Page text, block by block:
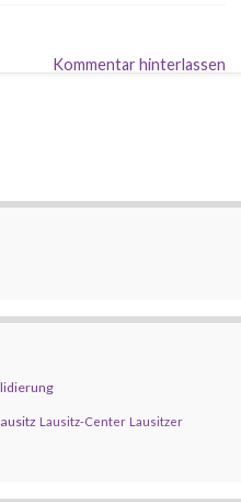
Kommentar hinterlassen
Lausitz-Center Lausitzer